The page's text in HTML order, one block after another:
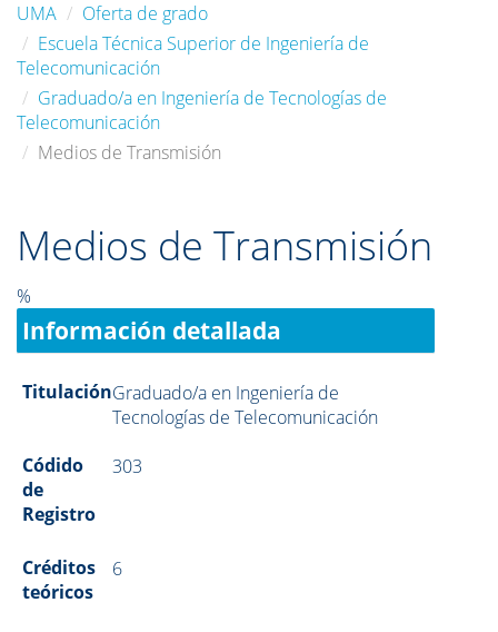
UMA
Oferta de grado
Escuela Técnica Superior de Ingeniería de
Telecomunicación
Graduado/a en Ingeniería de Tecnologías de
Telecomunicación
Medios de Transmisión
Medios de Transmisión
%
Información detallada
TitulaciónGraduado/a en Ingeniería de
Tecnologías de Telecomunicación
Códido
de
Registro
303
Créditos
teóricos
6